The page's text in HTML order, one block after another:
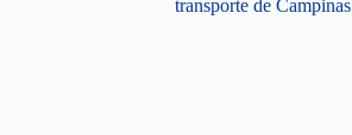
transporte de Campinas